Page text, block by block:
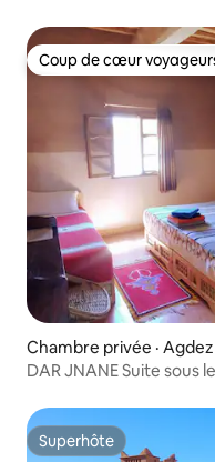
Coup de cœur
Coup de cœur
Chambre privée · Agdez
DAR JNANE Suite
Superhôte
Superhôte